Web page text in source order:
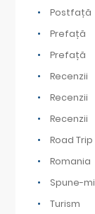
Postfață
Prefață
Prefață
Recenzii
Recenzii
Recenzii
Road Trip
Romania
Spune-
Turism